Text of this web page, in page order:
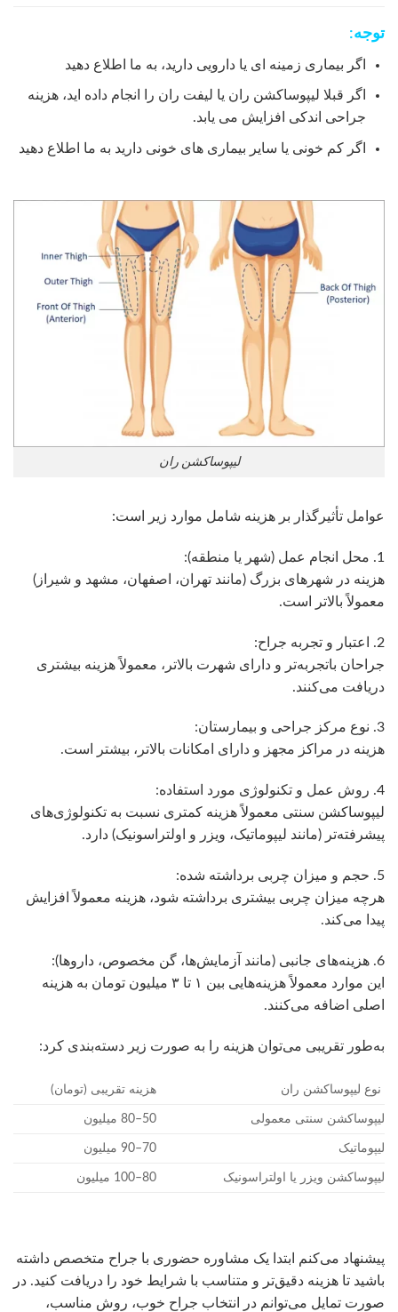
توجه:
اگر بیماری زمینه ای یا دارویی دارید، به ما اطلاع دهید
اگر قبلا لیپوساکشن ران یا لیفت ران را انجام داده اید، هزینه
جراحی اندکی افزایش می یابد.
اگر کم خونی یا سایر بیماری های خونی دارید به ما اطلاع دهید
لیپوساکشن ران
عوامل تأثیرگذار بر هزینه شامل موارد زیر است:
1. محل انجام عمل (شهر یا منطقه):
هزینه در شهرهای بزرگ (مانند تهران، اصفهان، مشهد و شیراز)
معمولاً بالاتر است.
2. اعتبار و تجربه جراح:
جراحان باتجربه‌تر و دارای شهرت بالاتر، معمولاً هزینه بیشتری
دریافت می‌کنند.
3. نوع مرکز جراحی و بیمارستان:
هزینه در مراکز مجهز و دارای امکانات بالاتر، بیشتر است.
4. روش عمل و تکنولوژی مورد استفاده:
لیپوساکشن سنتی معمولاً هزینه کمتری نسبت به تکنولوژی‌های
پیشرفته‌تر (مانند لیپوماتیک، ویزر و اولتراسونیک) دارد.
5. حجم و میزان چربی برداشته شده:
هرچه میزان چربی بیشتری برداشته شود، هزینه معمولاً افزایش
پیدا می‌کند.
6. هزینه‌های جانبی (مانند آزمایش‌ها، گن مخصوص، داروها):
این موارد معمولاً هزینه‌هایی بین ۱ تا ۳ میلیون تومان به هزینه
اصلی اضافه می‌کنند.
به‌طور تقریبی می‌توان هزینه را به صورت زیر دسته‌بندی کرد:
نوع لیپوساکشن ران هزینه تقریبی (تومان)
لیپوساکشن سنتی معمولی 50–80 میلیون
لیپوماتیک 70–90 میلیون
لیپوساکشن ویزر یا اولتراسونیک 80–100 میلیون
پیشنهاد می‌کنم ابتدا یک مشاوره حضوری با جراح متخصص داشته
باشید تا هزینه دقیق‌تر و متناسب با شرایط خود را دریافت کنید. در
صورت تمایل می‌توانم در انتخاب جراح خوب، روش مناسب،